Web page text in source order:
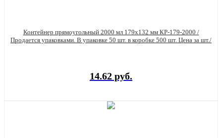
Контейнер прямоугольный 2000 мл 179х132 мм КР-179-2000 /
Продается упаковками. В упаковке 50 шт. в коробке 500 шт. Цена за шт./
14.62 руб.